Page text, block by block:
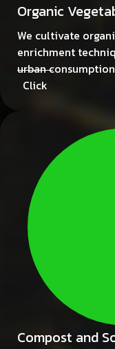
Organic
We cultivate
enrichment
urban
Click
Compost and